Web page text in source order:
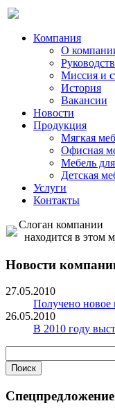
Компания
О
Миссия и
История
Вакансии
Новости
Продукция
Мягкая
Офисная
Мебель
Детская
Услуги
Контакты
Слоган компании
находится в этом
Новости
27.05.2010
Получено новое
26.05.2010
В 2010 году
Спецпредложение